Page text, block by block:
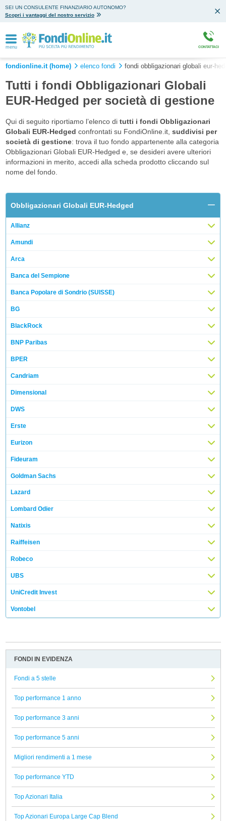
SEI UN CONSULENTE FINANZIARIO AUTONOMO?
Scopri i vantaggi del nostro servizio
menu CONTATTACI
fondionline.it (home) elenco fondi fondi obbligazionari globali eur-
Tutti i fondi Obbligazionari Globali
EUR-Hedged per società di gestione
Qui di seguito riportiamo l’elenco di tutti i fondi Obbligazionari
Globali EUR-Hedged confrontati su FondiOnline.it, suddivisi per
società di gestione: trova il tuo fondo appartenente alla categoria
Obbligazionari Globali EUR-Hedged e, se desideri avere ulteriori
informazioni in merito, accedi alla scheda prodotto cliccando sul
nome del fondo.
Obbligazionari Globali EUR-Hedged
Allianz
Amundi
Arca
Banca del Sempione
Banca Popolare di Sondrio (SUISSE)
BG
BlackRock
BNP Paribas
BPER
Candriam
Dimensional
DWS
Erste
Eurizon
Fideuram
Goldman Sachs
Lazard
Lombard Odier
Natixis
Raiffeisen
Robeco
UBS
UniCredit Invest
Vontobel
FONDI IN EVIDENZA
Fondi a 5 stelle
Top performance 1 anno
Top performance 3 anni
Top performance 5 anni
Migliori rendimenti a 1 mese
Top performance YTD
Top Azionari Italia
Top Azionari Europa Large Cap Blend